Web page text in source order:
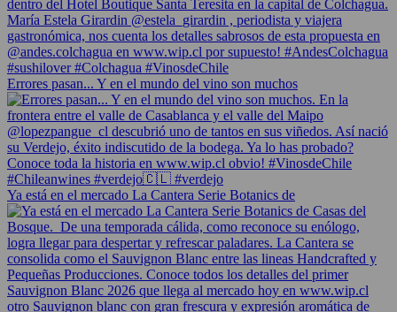
Errores pasan... Y en el mundo del vino son muchos
Ya está en el mercado La Cantera Serie Botanics de